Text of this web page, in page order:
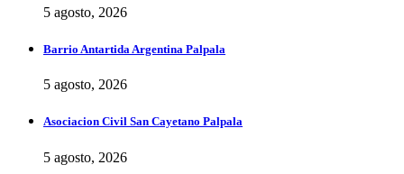
5 agosto, 2026
Barrio Antartida Argentina Palpala
5 agosto, 2026
Asociacion Civil San Cayetano Palpala
5 agosto, 2026